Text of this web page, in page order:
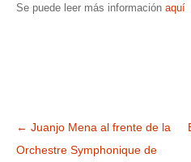
Se puede leer más información aquí
Navegación
de
← Juanjo Mena al frente de la
Orchestre Symphonique de